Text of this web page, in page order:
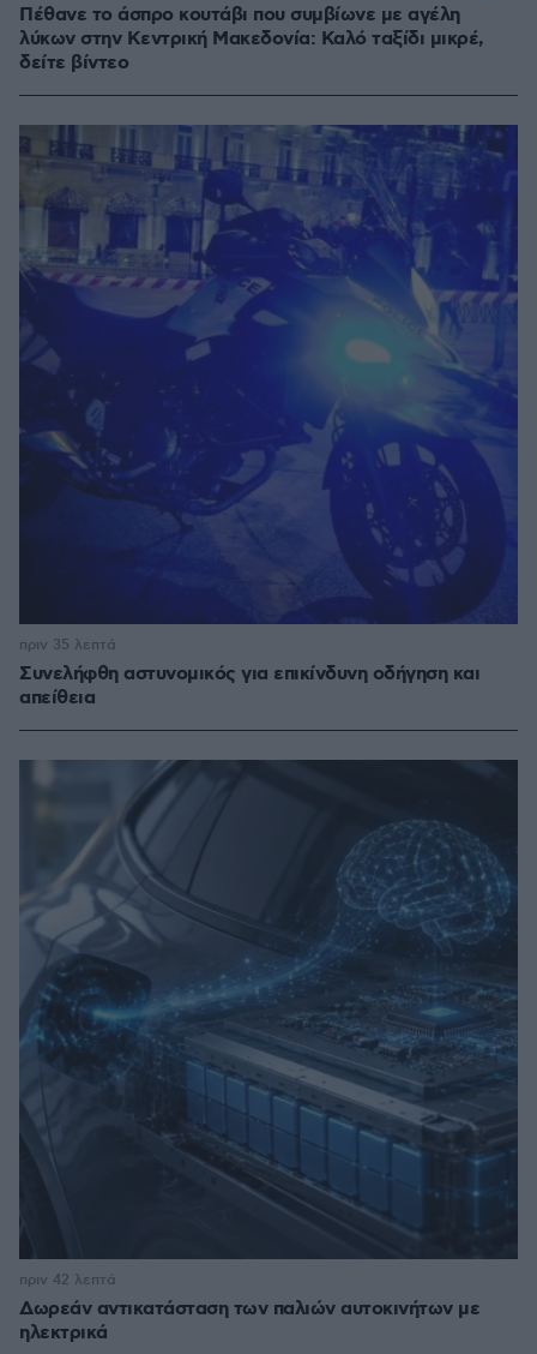
Πέθανε το άσπρο κουτάβι που συμβίωνε με αγέλη
λύκων στην Κεντρική Μακεδονία: Καλό ταξίδι μικρέ,
δείτε βίντεο
Συνελήφθη αστυνομικός για επικίνδυνη οδήγηση και
απείθεια
πριν 35 λεπτά
Δωρεάν αντικατάσταση των παλιών αυτοκινήτων με
ηλεκτρικά
πριν 42 λεπτά